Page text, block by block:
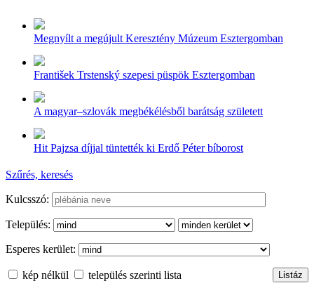
Megnyílt a megújult Keresztény Múzeum Esztergomban
František Trstenský szepesi püspök Esztergomban
A magyar–szlovák megbékélésből barátság született
Hit Pajzsa díjjal tüntették ki Erdő Péter bíborost
Szűrés, keresés
Kulcsszó:
Település:
Esperes kerület:
kép nélkül település szerinti lista